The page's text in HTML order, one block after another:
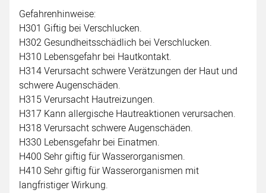
Gefahrenhinweise:
H301 Giftig bei Verschlucken.
H302 Gesundheitsschädlich bei Verschlucken.
H310 Lebensgefahr bei Hautkontakt.
H314 Verursacht schwere Verätzungen der Haut und
schwere Augenschäden.
H315 Verursacht Hautreizungen.
H317 Kann allergische Hautreaktionen verursachen.
H318 Verursacht schwere Augenschäden.
H330 Lebensgefahr bei Einatmen.
H400 Sehr giftig für Wasserorganismen.
H410 Sehr giftig für Wasserorganismen mit
langfristiger Wirkung.